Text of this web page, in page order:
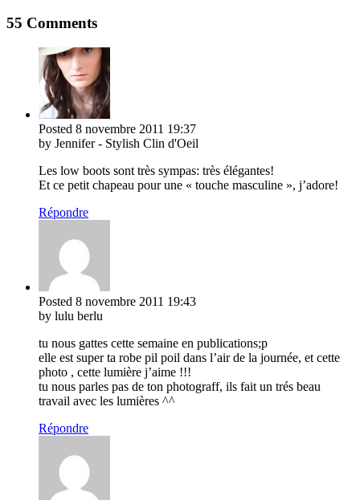
55 Comments
Posted 8 novembre 2011 19:37
by Jennifer - Stylish Clin d'Oeil
Les low boots sont très sympas: très élégantes!
Et ce petit chapeau pour une « touche masculine », j’adore!
Répondre
Posted 8 novembre 2011 19:43
by lulu berlu
tu nous gattes cette semaine en publications;p
elle est super ta robe pil poil dans l’air de la journée, et cette
photo , cette lumière j’aime !!!
tu nous parles pas de ton photograff, ils fait un trés beau
travail avec les lumières ^^
Répondre